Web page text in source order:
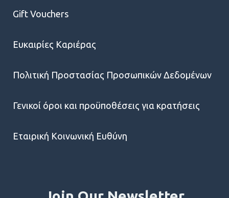
Gift Vouchers
Ευκαιρίες Kαριέρας
Πολιτική Προστασίας Προσωπικών Δεδομένων
Γενικοί όροι και προϋποθέσεις για κρατήσεις
Εταιρική Κοινωνική Ευθύνη